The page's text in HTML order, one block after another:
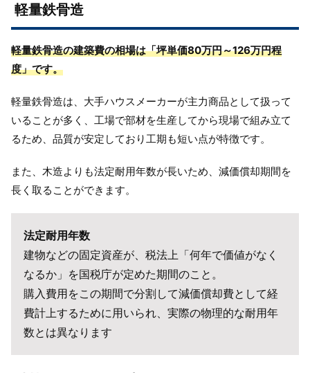
軽量鉄骨造
軽量鉄骨造の建築費の相場は「坪単価80万円～126万円程
度」です。
軽量鉄骨造は、大手ハウスメーカーが主力商品として扱って
いることが多く、工場で部材を生産してから現場で組み立て
るため、品質が安定しており工期も短い点が特徴です。
また、木造よりも法定耐用年数が長いため、減価償却期間を
長く取ることができます。
法定耐用年数
建物などの固定資産が、税法上「何年で価値がなく
なるか」を国税庁が定めた期間のこと。
購入費用をこの期間で分割して減価償却費として経
費計上するために用いられ、実際の物理的な耐用年
数とは異なります